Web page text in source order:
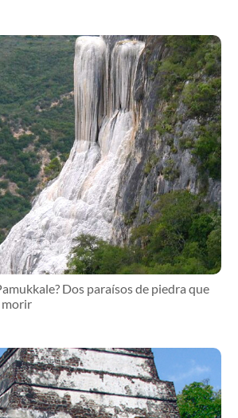
Dos paraísos de piedra que
morir